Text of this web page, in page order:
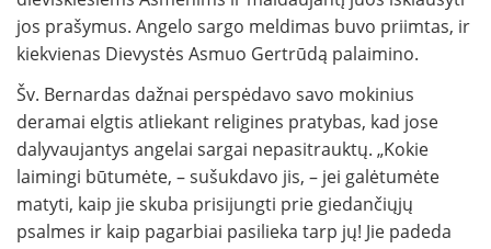
jos prašymus. Angelo sargo meldimas buvo priimtas, ir
kiekvienas Dievystės Asmuo Gertrūdą palaimino.
Šv. Bernardas dažnai perspėdavo savo mokinius
deramai elgtis atliekant religines pratybas, kad jose
dalyvaujantys angelai sargai nepasitrauktų. „Kokie
laimingi būtumėte, – sušukdavo jis, – jei galėtumėte
matyti, kaip jie skuba prisijungti prie giedančiųjų
psalmes ir kaip pagarbiai pasilieka tarp jų! Jie padeda